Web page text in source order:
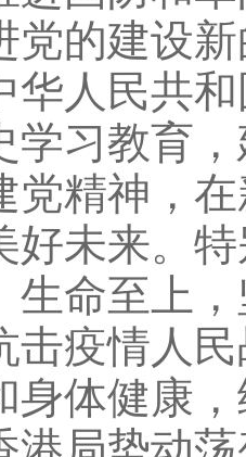
党的建设
华人民共
学习教育
党精神，
好未来。
生命至上
击疫情人
身体健康